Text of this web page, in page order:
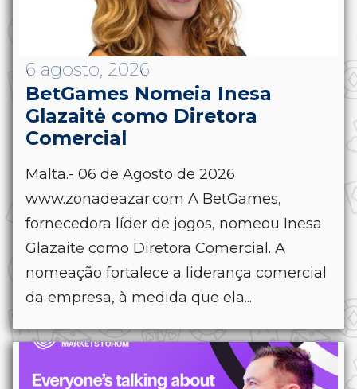
6 agosto, 2026
BetGames Nomeia Inesa
Glazaitė como Diretora
Comercial
Malta.- 06 de Agosto de 2026
www.zonadeazar.com A BetGames,
fornecedora líder de jogos, nomeou Inesa
Glazaitė como Diretora Comercial. A
nomeação fortalece a liderança comercial
da empresa, à medida que ela...